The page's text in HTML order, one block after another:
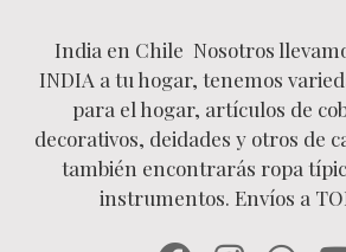
India en Chile Nosotros
INDIA a tu hogar, tenemos
para el hogar, artículos de
decorativos, deidades y otros de
también encontrarás ropa
instrumentos. Envíos a